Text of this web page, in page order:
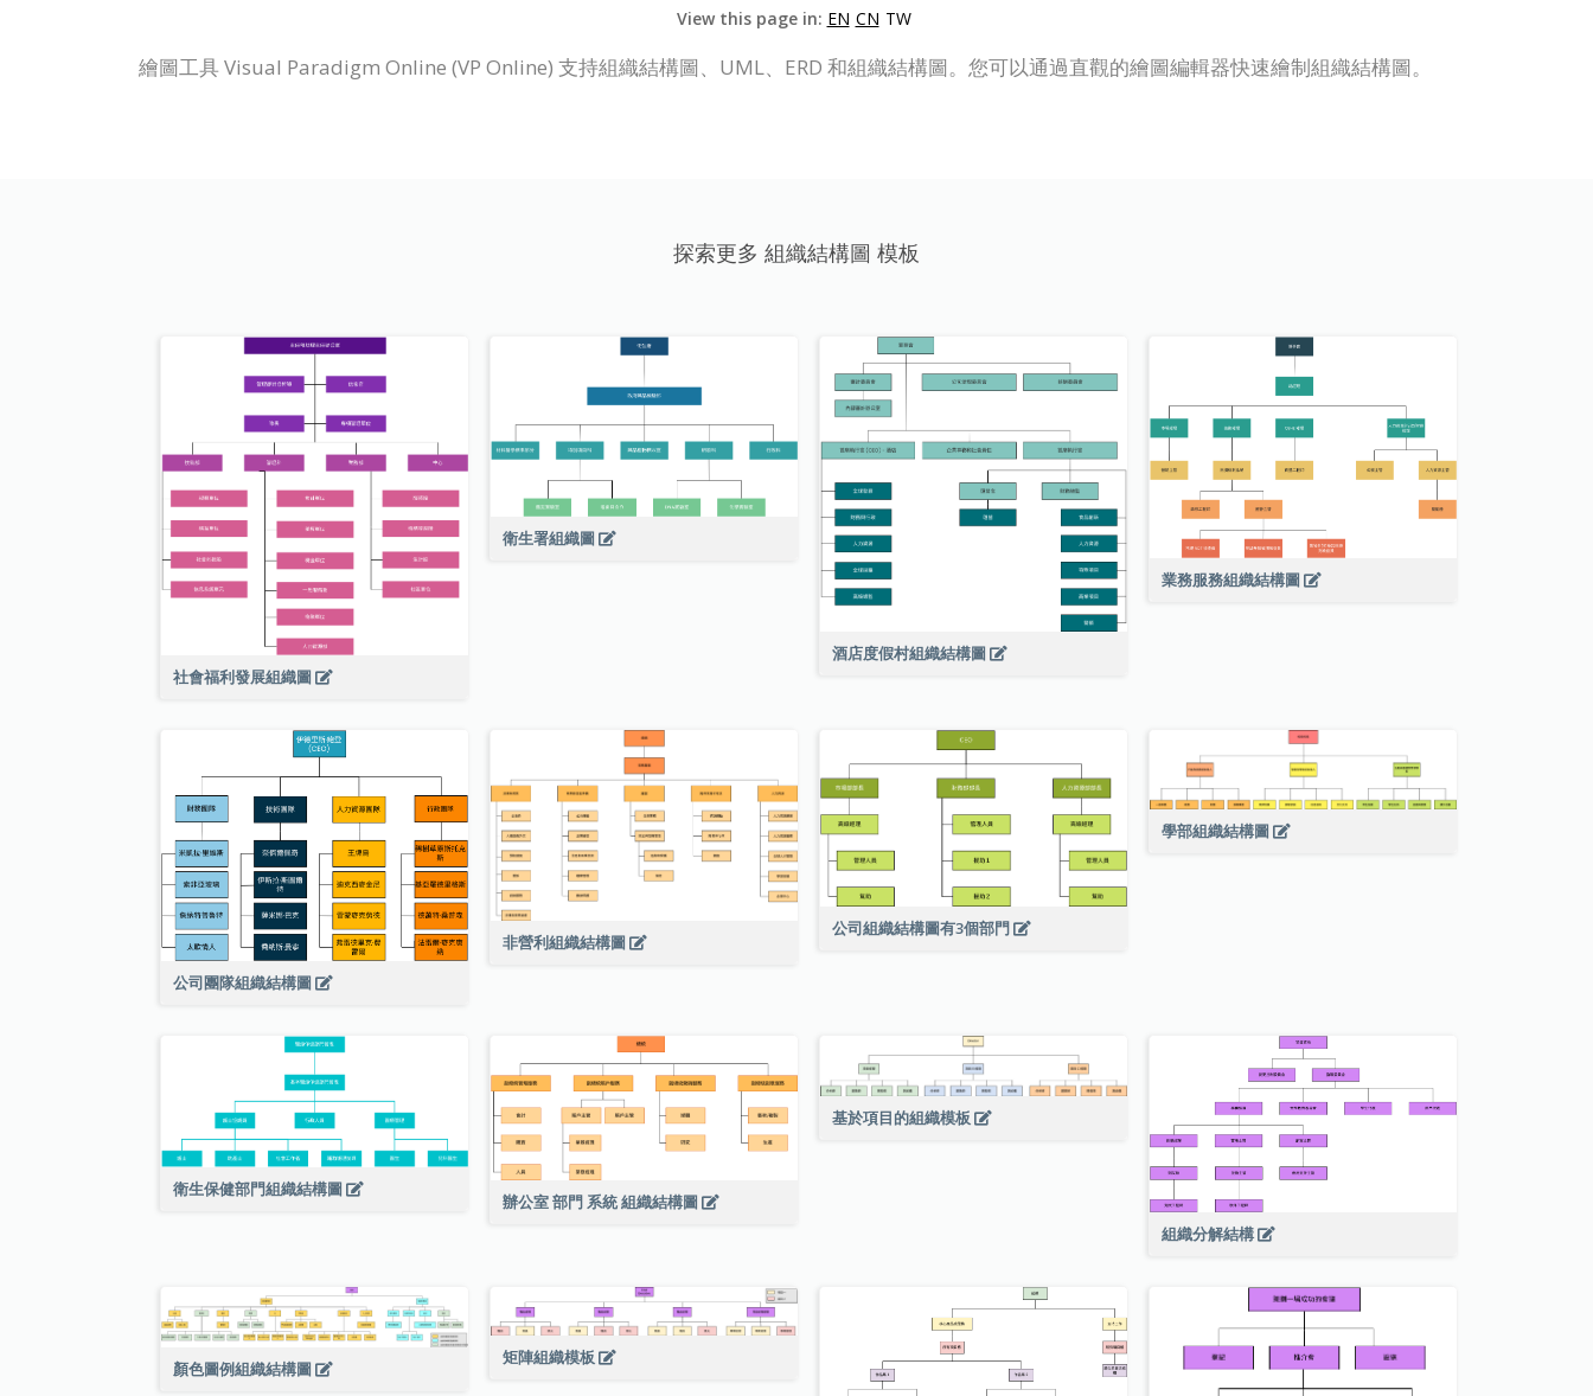
View this page in: EN CN TW
繪圖工具 Visual Paradigm Online (VP Online) 支持組織結構圖、UML、ERD 和組織結構圖。您可以通過直觀的繪圖編輯器快速繪制組織結構圖。
探索更多 組織結構圖 模板
社會福利發展組織圖
衛生署組織圖
酒店度假村組織結構圖
業務服務組織結構圖
公司團隊組織結構圖
非營利組織結構圖
公司組織結構圖有3個部門
學部組織結構圖
衛生保健部門組織結構圖
辦公室 部門 系統 組織結構圖
基於項目的組織模板
組織分解結構
顏色圖例組織結構圖
矩陣組織模板